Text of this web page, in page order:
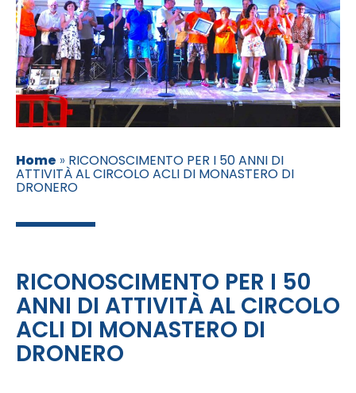
Home » RICONOSCIMENTO PER I 50 ANNI DI
ATTIVITÀ AL CIRCOLO ACLI DI MONASTERO DI
DRONERO
RICONOSCIMENTO PER I 50
ANNI DI ATTIVITÀ AL CIRCOLO
ACLI DI MONASTERO DI
DRONERO